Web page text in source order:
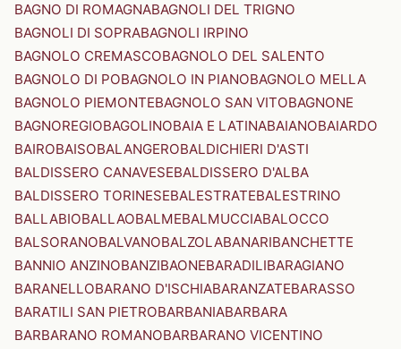
BAGNO DI ROMAGNABAGNOLI DEL TRIGNO
BAGNOLI DI SOPRABAGNOLI IRPINO
BAGNOLO CREMASCOBAGNOLO DEL SALENTO
BAGNOLO DI POBAGNOLO IN PIANOBAGNOLO MELLA
BAGNOLO PIEMONTEBAGNOLO SAN VITOBAGNONE
BAGNOREGIOBAGOLINOBAIA E LATINABAIANOBAIARDO
BAIROBAISOBALANGEROBALDICHIERI D'ASTI
BALDISSERO CANAVESEBALDISSERO D'ALBA
BALDISSERO TORINESEBALESTRATEBALESTRINO
BALLABIOBALLAOBALMEBALMUCCIABALOCCO
BALSORANOBALVANOBALZOLABANARIBANCHETTE
BANNIO ANZINOBANZIBAONEBARADILIBARAGIANO
BARANELLOBARANO D'ISCHIABARANZATEBARASSO
BARATILI SAN PIETROBARBANIABARBARA
BARBARANO ROMANOBARBARANO VICENTINO